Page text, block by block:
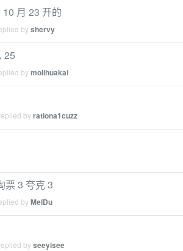
月 23 开的
byshervy
25
bymolihuakai
byrationa1cuzz
票 3 夸克 3
byMelDu
byseeyisee